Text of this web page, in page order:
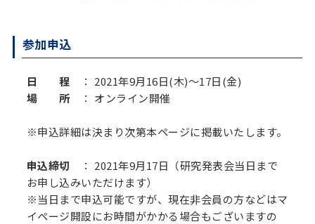
参加申込
日 程 ： 2021年9月16日(木)～17日(金)
場 所： オンライン開催
※申込詳細は決まり次第本ページに掲載いたします。
申込締切 ： 2021年9月17日（研究発表会当日まで
お申し込みいただけます）
※当日まで申込可能ですが、現在非会員の方などはマ
イページ開設にお時間がかかる場合もございますの